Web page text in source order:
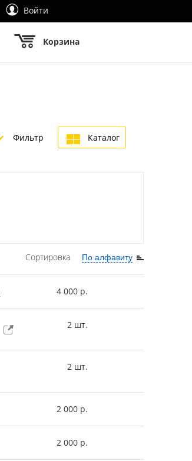
Войти
Корзина
Фильтр Каталог
Сортировка По алфавиту
4 000 р.
2 шт.
2 шт.
2 000 р.
2 000 р.